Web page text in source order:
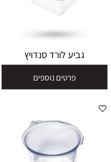
גביע לורד סנדויץ
פרטים נוספים